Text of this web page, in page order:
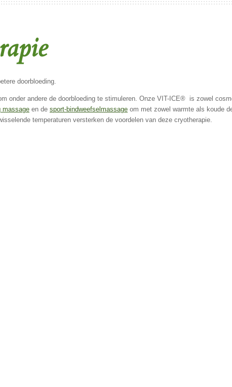
doorbloeding.
onder andere de doorbloeding te stimuleren. Onze VIT-ICE® is zowel
massage en de sport-bindweefselmassage om met zowel warmte als koude
temperaturen versterken de voordelen van deze cryotherapie.